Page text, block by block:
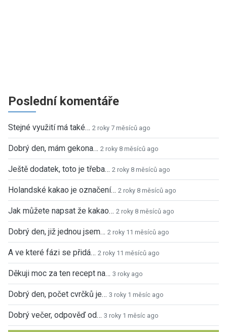
Poslední komentáře
Stejné využití má také… 2 roky 7 měsíců ago
Dobrý den, mám gekona… 2 roky 8 měsíců ago
Ještě dodatek, toto je třeba… 2 roky 8 měsíců ago
Holandské kakao je označení… 2 roky 8 měsíců ago
Jak můžete napsat že kakao… 2 roky 8 měsíců ago
Dobrý den, již jednou jsem… 2 roky 11 měsíců ago
A ve které fázi se přidá… 2 roky 11 měsíců ago
Děkuji moc za ten recept na… 3 roky ago
Dobrý den, počet cvrčků je… 3 roky 1 měsíc ago
Dobrý večer, odpověď od… 3 roky 1 měsíc ago